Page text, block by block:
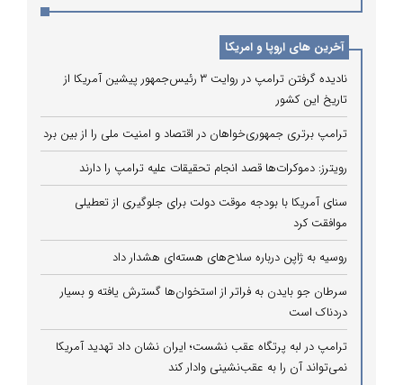
آخرین های اروپا و امریکا
نادیده گرفتن ترامپ در روایت ۳ رئیس‌جمهور پیشین آمریکا از
تاریخ این کشور
ترامپ برتری جمهوری‌خواهان در اقتصاد و امنیت ملی را از بین برد
رویترز: دموکرات‌ها قصد انجام تحقیقات علیه ترامپ را دارند
سنای آمریکا با بودجه موقت دولت برای جلوگیری از تعطیلی
موافقت کرد
روسیه به ژاپن درباره سلاح‌های هسته‌ای هشدار داد
سرطان جو بایدن به فراتر از استخوان‌ها گسترش یافته و بسیار
دردناک است
ترامپ در لبه پرتگاه عقب نشست؛ ایران نشان داد تهدید آمریکا
نمی‌تواند آن را به عقب‌نشینی وادار کند